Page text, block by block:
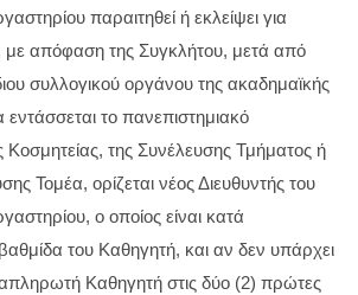
παραιτηθεί ή εκλείψει για
με απόφαση της Συγκλήτου, μετά από
συλλογικού οργάνου της ακαδημαϊκής
το πανεπιστημιακό
Κοσμητείας, της Συνέλευσης Τμήματος ή
Τομέα, ορίζεται νέος Διευθυντής του
ο οποίος είναι κατά
του Καθηγητή, και αν δεν υπάρχει
Καθηγητή στις δύο (2) πρώτες